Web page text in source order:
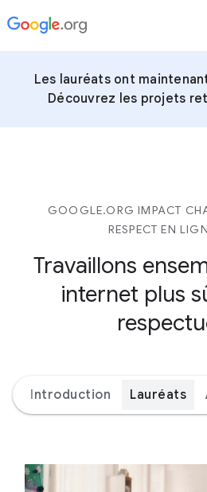
Les lauréats ont
Découvrez les projets
GOOGLE.ORG IMPACT
RESPECT EN
Travaillons
internet plus
Introduction Lauréats